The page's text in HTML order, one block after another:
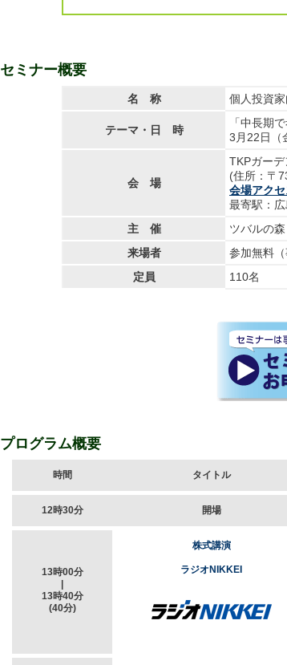
セミナー概要
名 称 個人投資
テーマ・日 時
「中長期
3月22日
会 場
TKPガー
(住所：〒
会場アク
最寄駅：
主 催
ツバルの森
来場者
参加無料（
定員
110名
プログラム概要
時間 タイトル
12時30分 開場
13時00分
13時40分
(40分)
株式講演
ラジオNIKKEI